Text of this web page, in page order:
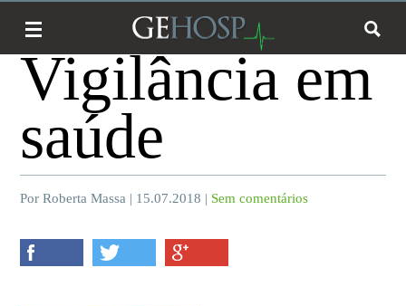
Vigilância em
saúde
Por Roberta Massa | 15.07.2018 | Sem comentários